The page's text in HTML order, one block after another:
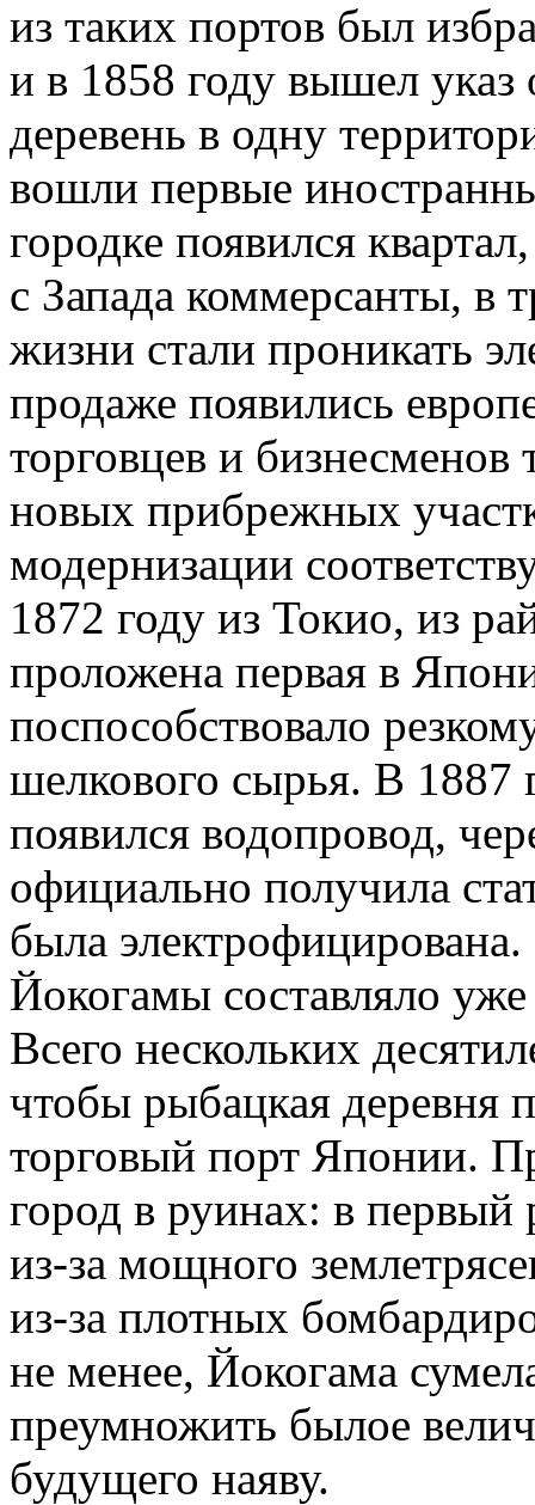
из таких портов был
и в 1858 году вышел указ
деревень в одну
вошли первые
городке появился
с Запада коммерсанты, в
жизни стали проникать
продаже появились
торговцев и бизнесменов
новых прибрежных
модернизации
1872 году из Токио, из
проложена первая в
поспособствовало
шелкового сырья. В 1887
появился водопровод,
официально получила
была
Йокогамы составляло
Всего нескольких
чтобы рыбацкая деревня
торговый порт Японии.
город в руинах: в первый
из-за мощного
из-за плотных
не менее, Йокогама
преумножить былое
будущего наяву.